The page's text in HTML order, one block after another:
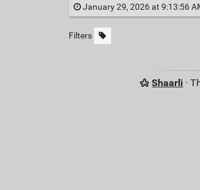
January 29, 2026 at 9:13:56
Filters
Shaarli ·